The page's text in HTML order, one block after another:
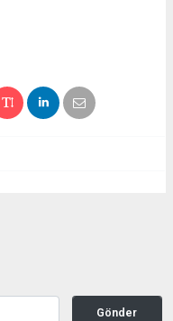
Gönder